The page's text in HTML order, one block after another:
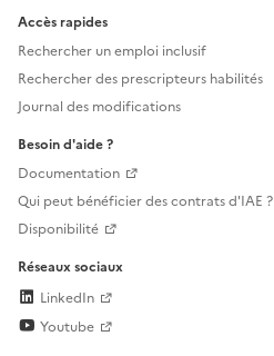
Accès rapides
Rechercher un emploi inclusif
Rechercher des prescripteurs habilités
Journal des modifications
Besoin d'aide ?
Documentation
Qui peut bénéficier des contrats d'IAE ?
Disponibilité
Réseaux sociaux
LinkedIn
Youtube